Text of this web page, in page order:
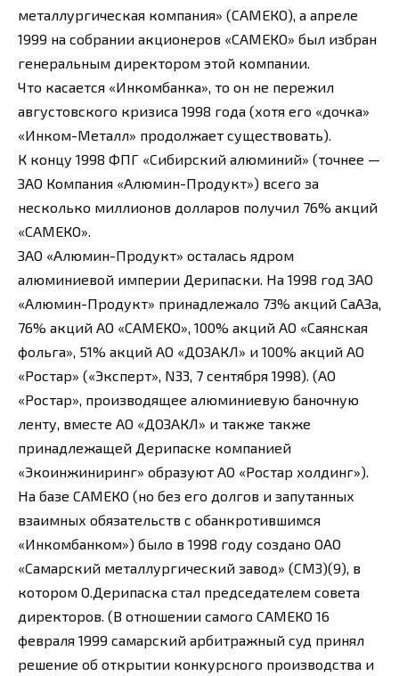
металлургическая компания» (САМЕКО), а апреле
1999 на собрании акционеров «САМЕКО» был избран
генеральным директором этой компании.
Что касается «Инкомбанка», то он не пережил
августовского кризиса 1998 года (хотя его «дочка»
«Инком-Металл» продолжает существовать).
К концу 1998 ФПГ «Сибирский алюминий» (точнее —
ЗАО Компания «Алюмин-Продукт») всего за
несколько миллионов долларов получил 76% акций
«САМЕКО».
ЗАО «Алюмин-Продукт» осталась ядром
алюминиевой империи Дерипаски. На 1998 год ЗАО
«Алюмин-Продукт» принадлежало 73% акций СаАЗа,
76% акций АО «САМЕКО», 100% акций АО «Саянская
фольга», 51% акций АО «ДОЗАКЛ» и 100% акций АО
«Ростар» («Эксперт», N33, 7 сентября 1998). (АО
«Ростар», производящее алюминиевую баночную
ленту, вместе АО «ДОЗАКЛ» и также также
принадлежащей Дерипаске компанией
«Экоинжиниринг» образуют АО «Ростар холдинг»).
На базе САМЕКО (но без его долгов и запутанных
взаимных обязательств с обанкротившимся
«Инкомбанком») было в 1998 году создано ОАО
«Самарский металлургический завод» (СМЗ)(9), в
котором О.Дерипаска стал председателем совета
директоров. (В отношении самого САМЕКО 16
февраля 1999 самарский арбитражный суд принял
решение об открытии конкурсного производства и